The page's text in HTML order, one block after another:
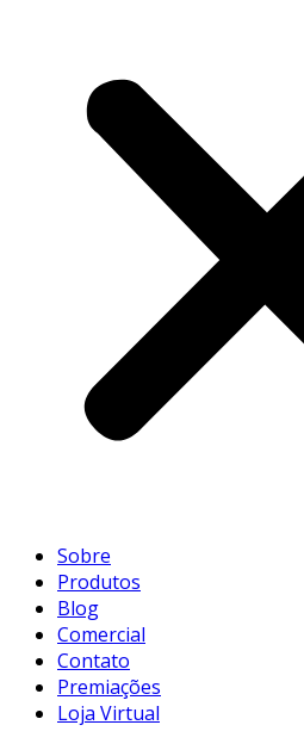
Sobre
Produtos
Blog
Comercial
Contato
Premiações
Loja Virtual